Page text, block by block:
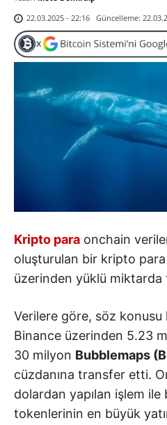
22.03.2025 - 22:16 Güncelleme:
Kripto para onchain
oluşturulan bir kripto para
üzerinden yüklü miktarda
Verilere göre, söz konusu
Binance üzerinden 5.23
30 milyon Bubblemaps
cüzdanına transfer etti.
dolardan yapılan işlem
tokenlerinin en büyük